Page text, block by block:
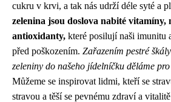
cukru v krvi, a tak nás udrží déle syté a
zelenina jsou doslova nabité vitamíny,
antioxidanty, které posilují naši imunitu
před poškozením. Zařazením pestré
zeleniny do našeho jídelníčku děláme
Můžeme se inspirovat lidmi, kteří se
stravou a těší se pevnému zdraví a